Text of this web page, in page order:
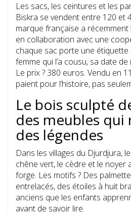
Les sacs, les ceintures et les
Biskra se vendent entre 120 et
marque française a
en collaboration avec une
chaque sac porte une étiquette
femme qui l’a cousu, sa date
Le prix ? 380 euros. Vendu en
paient pour l’histoire, pas
Le bois sculpté
des meubles
des légendes
Dans les villages du Djurdjura,
chêne vert, le cèdre et le noyer
forge. Les motifs ? Des
entrelacés, des étoiles à huit
anciens que les enfants
avant de savoir lire.